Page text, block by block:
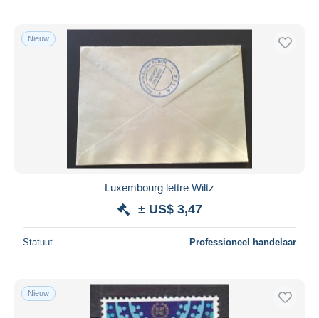
Nieuw
Luxembourg lettre Wiltz
± US$ 3,47
Statuut Professioneel handelaar
Nieuw